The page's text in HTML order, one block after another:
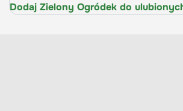
Dodaj Zielony Ogródek do